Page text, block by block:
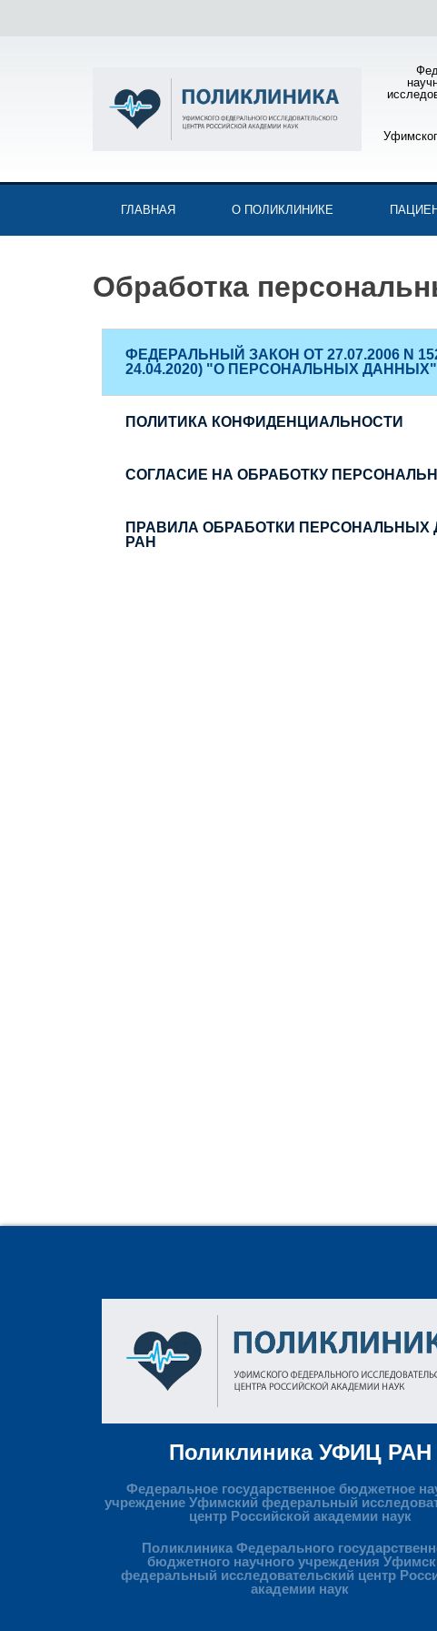
ГЛАВНАЯ О ПОЛИКЛИНИКЕ
Обработка
ФЕДЕРАЛЬНЫЙ ЗАКОН ОТ 27.07.2006 N
24.04.2020) "О ПЕРСОНАЛЬНЫХ ДАННЫХ"
ПОЛИТИКА КОНФИДЕНЦИАЛЬНОСТИ
СОГЛАСИЕ НА ОБРАБОТКУ
ПРАВИЛА ОБРАБОТКИ ПЕРСОНАЛЬНЫХ
РАН
Поликлиника УФИЦ РАН
Федеральное государственное бюджетное
учреждение Уфимский федеральный
центр Российской академии наук
Поликлиника Федерального
бюджетного научного учреждения
федеральный исследовательский центр
академии наук